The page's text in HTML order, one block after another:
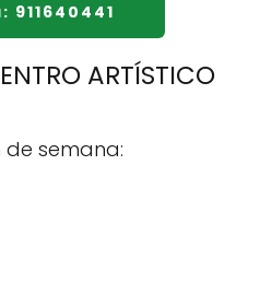
911640441
ARTÍSTICO
de semana: